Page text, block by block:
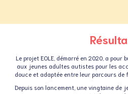
Le projet EOLE, démarré en 2020, a
aux jeunes adultes autistes pour les
douce et adaptée entre leur parcours de
Depuis son lancement, une vingtaine de